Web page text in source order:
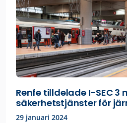
Renfe tilldelade I-SEC 3
säkerhetstjänster för
29 januari 2024